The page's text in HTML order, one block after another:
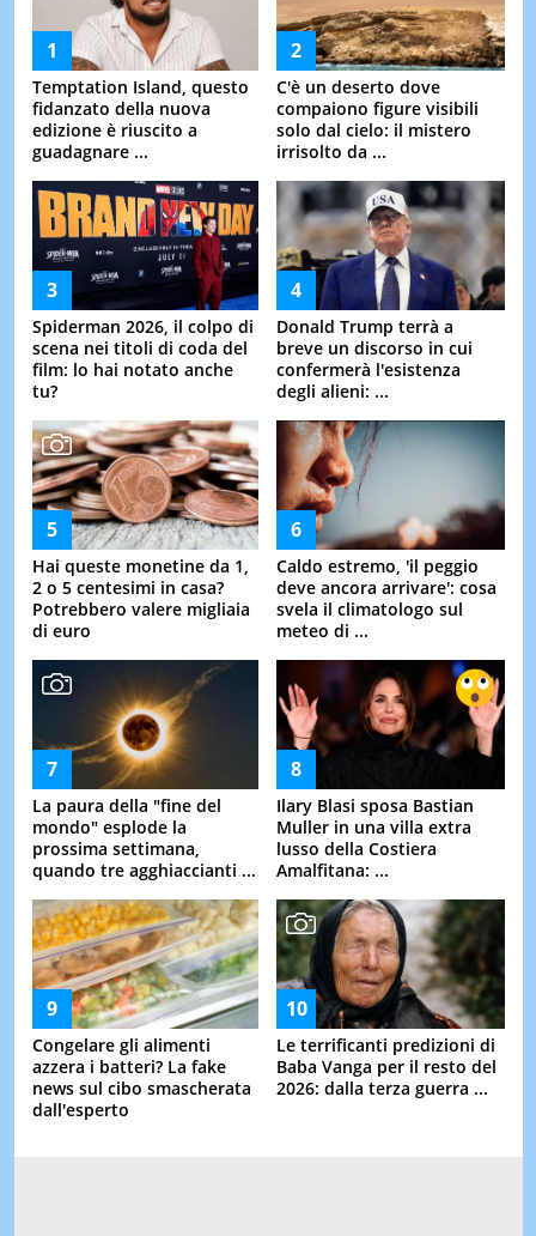
Temptation Island, questo
fidanzato della nuova
edizione è riuscito a
guadagnare ...
C'è un deserto dove
compaiono figure visibili
solo dal cielo: il mistero
irrisolto da ...
Spiderman 2026, il colpo di
scena nei titoli di coda del
film: lo hai notato anche
tu?
Donald Trump terrà a
breve un discorso in cui
confermerà l'esistenza
degli alieni: ...
Hai queste monetine da 1,
2 o 5 centesimi in casa?
Potrebbero valere migliaia
di euro
Caldo estremo, 'il peggio
deve ancora arrivare': cosa
svela il climatologo sul
meteo di ...
La paura della "fine del
mondo" esplode la
prossima settimana,
quando tre agghiaccianti ...
Ilary Blasi sposa Bastian
Muller in una villa extra
lusso della Costiera
Amalfitana: ...
Congelare gli alimenti
azzera i batteri? La fake
news sul cibo smascherata
dall'esperto
Le terrificanti predizioni di
Baba Vanga per il resto del
2026: dalla terza guerra ...